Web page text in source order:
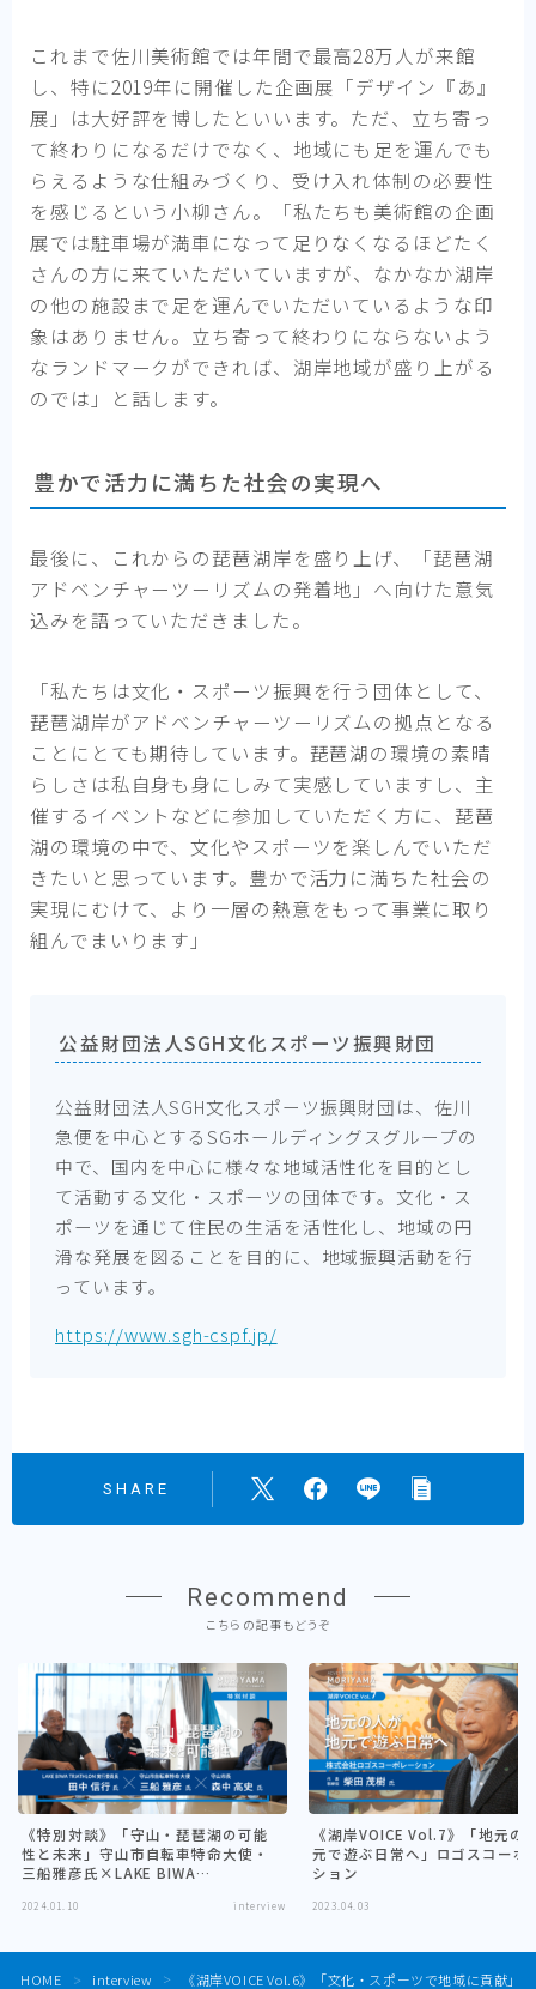
これまで佐川美術館では年間で最高28万人が来館
し、特に2019年に開催した企画展「デザイン『あ』
展」は大好評を博したといいます。ただ、立ち寄っ
て終わりになるだけでなく、地域にも足を運んでも
らえるような仕組みづくり、受け入れ体制の必要性
を感じるという小柳さん。「私たちも美術館の企画
展では駐車場が満車になって足りなくなるほどたく
さんの方に来ていただいていますが、なかなか湖岸
の他の施設まで足を運んでいただいているような印
象はありません。立ち寄って終わりにならないよう
なランドマークができれば、湖岸地域が盛り上がる
のでは」と話します。
豊かで活力に満ちた社会の実現へ
最後に、これからの琵琶湖岸を盛り上げ、「琵琶湖
アドベンチャーツーリズムの発着地」へ向けた意気
込みを語っていただきました。
「私たちは文化・スポーツ振興を行う団体として、
琵琶湖岸がアドベンチャーツーリズムの拠点となる
ことにとても期待しています。琵琶湖の環境の素晴
らしさは私自身も身にしみて実感していますし、主
催するイベントなどに参加していただく方に、琵琶
湖の環境の中で、文化やスポーツを楽しんでいただ
きたいと思っています。豊かで活力に満ちた社会の
実現にむけて、より一層の熱意をもって事業に取り
組んでまいります」
公益財団法人SGH文化スポーツ振興財団
公益財団法人SGH文化スポーツ振興財団は、佐川
急便を中心とするSGホールディングスグループの
中で、国内を中心に様々な地域活性化を目的とし
て活動する文化・スポーツの団体です。文化・ス
ポーツを通じて住民の生活を活性化し、地域の円
滑な発展を図ることを目的に、地域振興活動を行
っています。
https://www.sgh-cspf.jp/
SHARE
Recommend
こちらの記事もどうぞ
《特別対談》「守山・琵琶湖の可能
性と未来」守山市自転車特命大使・
三船雅彦氏×LAKE BIWA
×守山市・森中市長
2024.01.10 interview
《湖岸VOICE Vol.7》「地元の
元で遊ぶ日常へ」ロゴスコーポ
ション
2023.04.03
HOME ＞ interview ＞ 《湖岸VOICE Vol.6》「文化・スポーツで地域に貢献」